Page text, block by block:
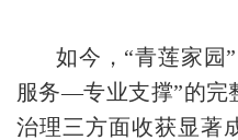
如今，“青莲家园
服务—专业支撑”的完
治理三方面收获显著